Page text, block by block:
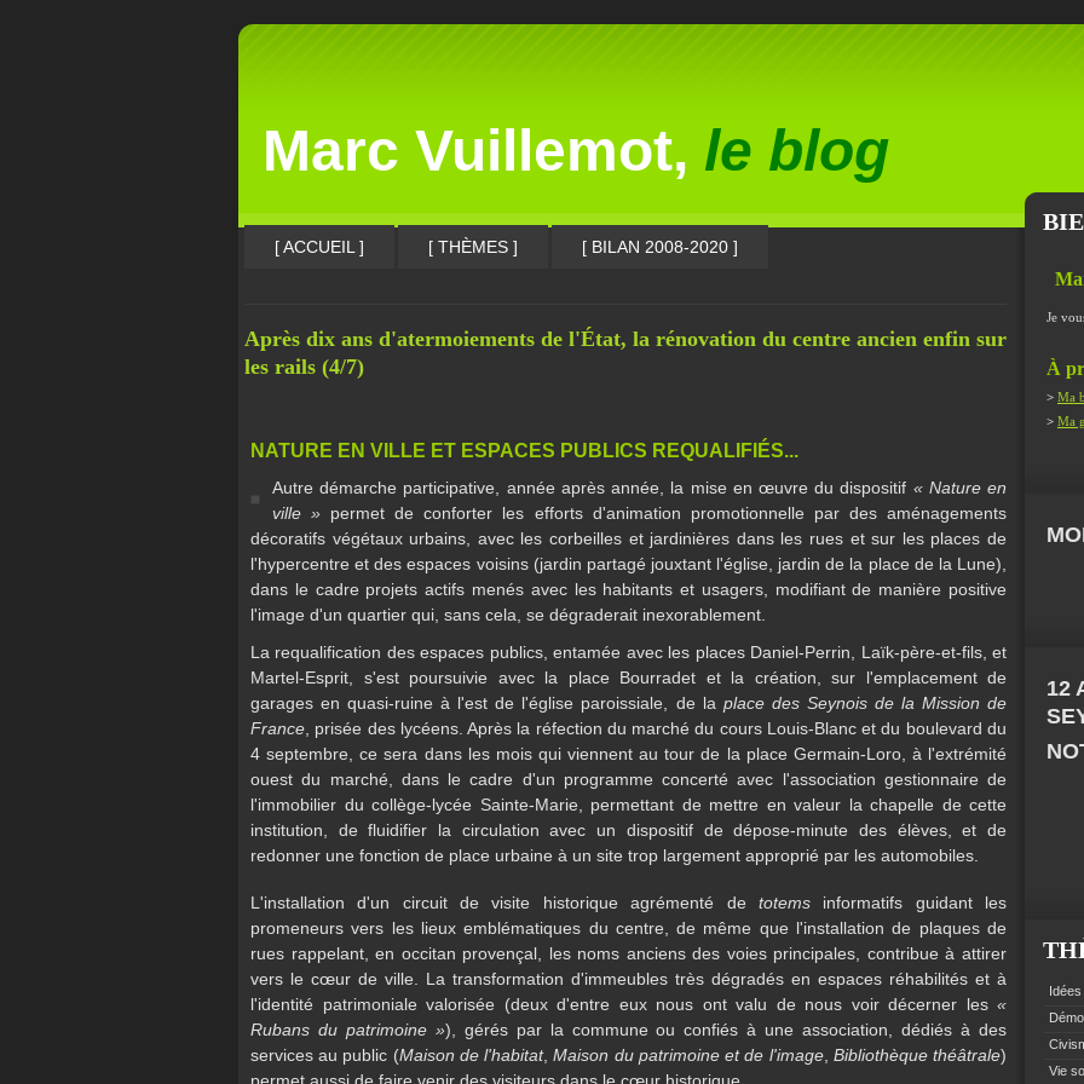
Marc Vuillemot, le blog
[ ACCUEIL ] [ THÈMES ] [ BILAN 2008-2020 ]
Après dix ans d'atermoiements de l'État, la rénovation du centre ancien enfin sur
les rails (4/7)
NATURE EN VILLE ET ESPACES PUBLICS REQUALIFIÉS...
Autre démarche participative, année après année, la mise en œuvre du dispositif « Nature en
ville » permet de conforter les efforts d'animation promotionnelle par des aménagements
décoratifs végétaux urbains, avec les corbeilles et jardinières dans les rues et sur les places de
l'hypercentre et des espaces voisins (jardin partagé jouxtant l'église, jardin de la place de la Lune),
dans le cadre projets actifs menés avec les habitants et usagers, modifiant de manière positive
l'image d'un quartier qui, sans cela, se dégraderait inexorablement.
La requalification des espaces publics, entamée avec les places Daniel-Perrin, Laïk-père-et-fils, et
Martel-Esprit, s'est poursuivie avec la place Bourradet et la création, sur l'emplacement de
garages en quasi-ruine à l'est de l'église paroissiale, de la place des Seynois de la Mission de
France , prisée des lycéens. Après la réfection du marché du cours Louis-Blanc et du boulevard du
4 septembre, ce sera dans les mois qui viennent au tour de la place Germain-Loro, à l'extrémité
ouest du marché, dans le cadre d'un programme concerté avec l'association gestionnaire de
l'immobilier du collège-lycée Sainte-Marie, permettant de mettre en valeur la chapelle de cette
institution, de fluidifier la circulation avec un dispositif de dépose-minute des élèves, et de
redonner une fonction de place urbaine à un site trop largement approprié par les automobiles.
L'installation d'un circuit de visite historique agrémenté de totems informatifs guidant les
promeneurs vers les lieux emblématiques du centre, de même que l'installation de plaques de
rues rappelant, en occitan provençal, les noms anciens des voies principales, contribue à attirer
vers le cœur de ville. La transformation d'immeubles très dégradés en espaces réhabilités et à
l'identité patrimoniale valorisée (deux d'entre eux nous ont valu de nous voir décerner les «
Rubans du patrimoine »), gérés par la commune ou confiés à une association, dédiés à des
services au public (Maison de l'habitat,Maison du patrimoine et de l'image, Bibliothèque théâtrale)
permet aussi de faire venir des visiteurs dans le cœur historique.
Je
À
> Ma
> Ma
12
Vie